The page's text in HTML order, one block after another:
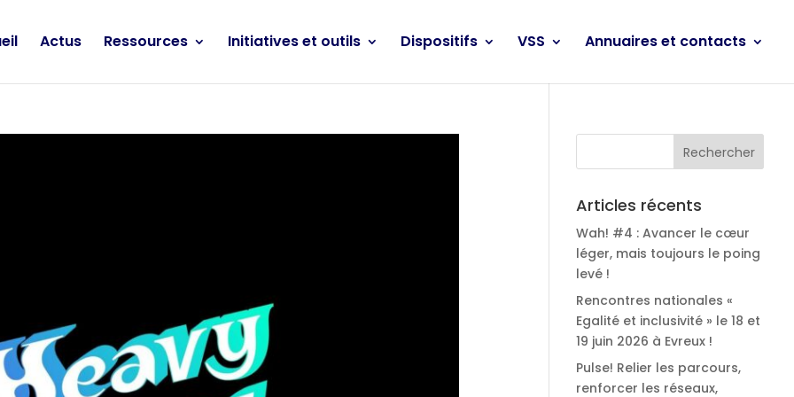
Actus Ressources Initiatives et outils Dispositifs VSS Annuaires et contacts
Articles récents
Wah! #4 : Avancer le cœur
léger, mais toujours le poing
levé !
Rencontres nationales «
Egalité et inclusivité » le 18 et
19 juin 2026 à Evreux !
Pulse! Relier les parcours,
renforcer les réseaux,